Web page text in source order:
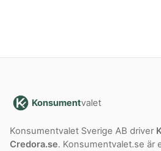
Konsumentvalet
Konsumentvalet Sverige AB driver
Credora.se. Konsumentvalet.se är